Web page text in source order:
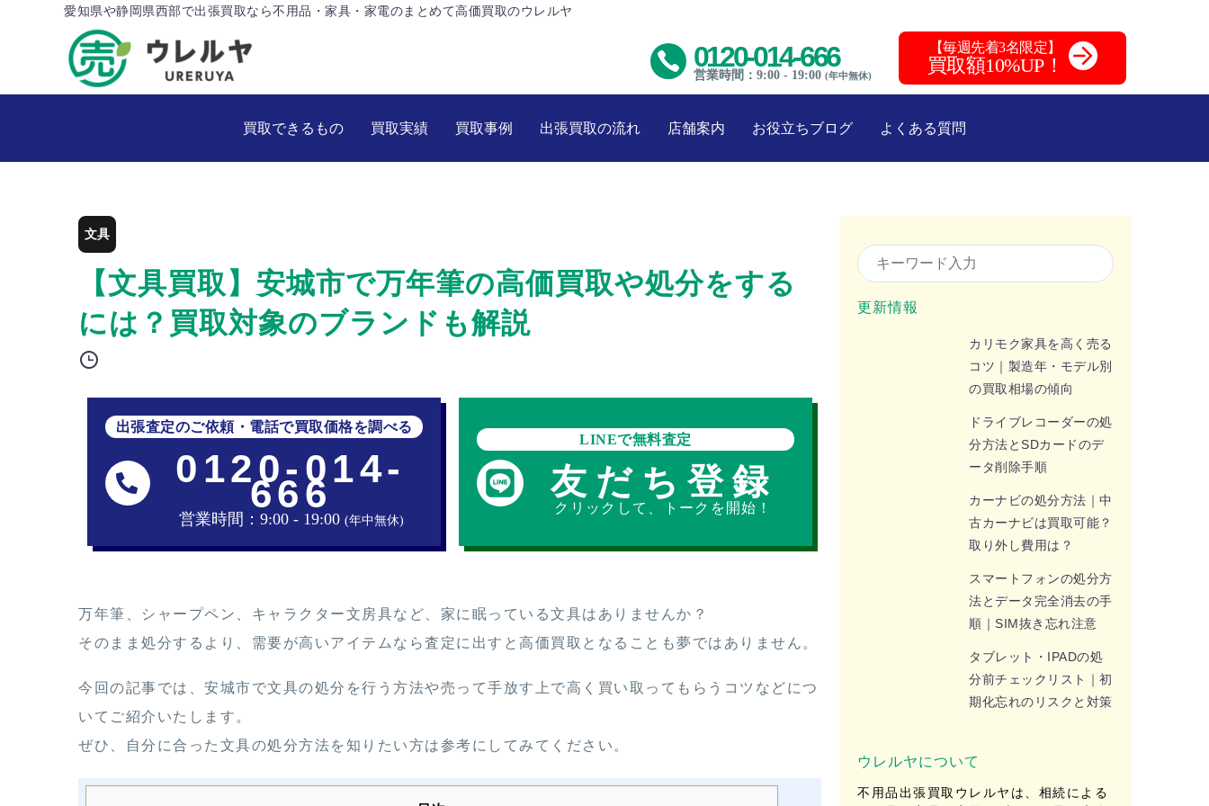
愛知県や静岡県西部で出張買取なら不用品・家具・家電のまとめて高価買取のウレルヤ
0120-014-666
営業時間：9:00 - 19:00 (年中無休)
【毎週先着3名限定】
買取額10%UP！
買取できるもの 買取実績 買取事例 出張買取の流れ 店舗案内 お役立ちブログ よくある質問
文具
【文具買取】安城市で万年筆の高価買取や処分をする
には？買取対象のブランドも解説
出張査定のご依頼・電話で買取価格を調べる
0120-014-
666
営業時間：9:00 - 19:00 (年中無休)
LINEで無料査定
友だち登録
クリックして、トークを開始！
万年筆、シャープペン、キャラクター文房具など、家に眠っている文具はありませんか？
そのまま処分するより、需要が高いアイテムなら査定に出すと高価買取となることも夢ではありません。
今回の記事では、安城市で文具の処分を行う方法や売って手放す上で高く買い取ってもらうコツなどにつ
いてご紹介いたします。
ぜひ、自分に合った文具の処分方法を知りたい方は参考にしてみてください。
更新情報
カリモク家具を高く売る
コツ｜製造年・モデル別
の買取相場の傾向
ドライブレコーダーの処
分方法とSDカードのデ
ータ削除手順
カーナビの処分方法｜中
古カーナビは買取可能？
取り外し費用は？
スマートフォンの処分方
法とデータ完全消去の手
順｜SIM抜き忘れ注意
タブレット・IPADの処
分前チェックリスト｜初
期化忘れのリスクと対策
ウレルヤについて
不用品出張買取ウレルヤは、相続による